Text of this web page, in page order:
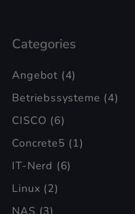
Categories
Angebot (4)
Betriebssysteme (4)
CISCO (6)
Concrete5 (1)
IT-Nerd (6)
Linux (2)
NAS (3)